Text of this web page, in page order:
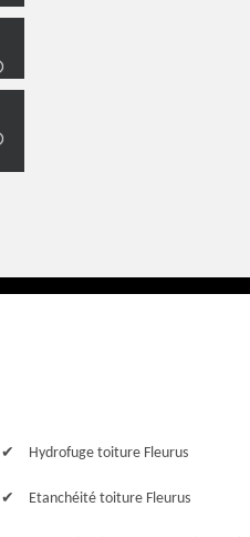
Hydrofuge toiture Fleurus
Etanchéité toiture Fleurus